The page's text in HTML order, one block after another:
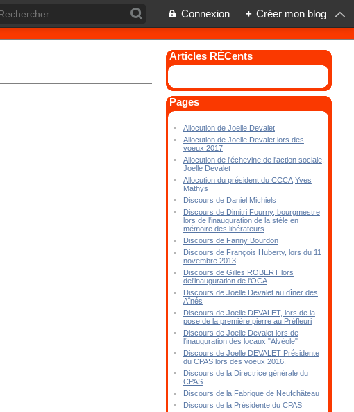
Connexion + Créer mon blog
Articles RÉCents
Pages
Allocution de Joelle Devalet
Allocution de Joelle Devalet lors des
voeux 2017
Allocution de l'échevine de l'action sociale,
Joelle Devalet
Allocution du président du CCCA,Yves
Mathys
Discours de Daniel Michiels
Discours de Dimitri Fourny, bourgmestre
lors de l'inauguration de la stèle en
mémoire des libérateurs
Discours de Fanny Bourdon
Discours de François Huberty, lors du 11
novembre 2013
Discours de Gilles ROBERT lors
del'inauguration de l'OCA
Discours de Joelle Devalet au dîner des
Aînés
Discours de Joelle DEVALET, lors de la
pose de la première pierre au Préfleuri
Discours de Joelle Devalet lors de
l'inauguration des locaux "Alvéole"
Discours de Joelle DEVALET Présidente
du CPAS lors des voeux 2016.
Discours de la Directrice générale du
CPAS
Discours de la Fabrique de Neufchâteau
Discours de la Présidente du CPAS